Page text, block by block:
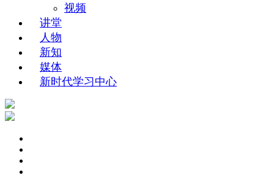
视频
讲堂
人物
新知
媒体
新时代学习中心